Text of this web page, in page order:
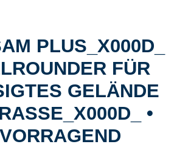
PLUS_X000D_
FÜR
GELÄNDE U
• HE
GE